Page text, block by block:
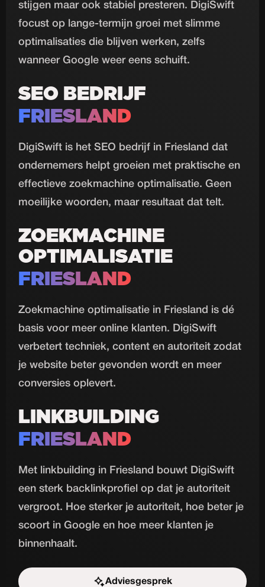
stijgen maar ook stabiel presteren. DigiSwift
focust op lange-termijn groei met slimme
optimalisaties die blijven werken, zelfs
wanneer Google weer eens schuift.
SEO BEDRIJF
FRIESLAND
DigiSwift is het SEO bedrijf in Friesland dat
ondernemers helpt groeien met praktische en
effectieve zoekmachine optimalisatie. Geen
moeilijke woorden, maar resultaat dat telt.
ZOEKMACHINE
OPTIMALISATIE
FRIESLAND
Zoekmachine optimalisatie in Friesland is dé
basis voor meer online klanten. DigiSwift
verbetert techniek, content en autoriteit zodat
je website beter gevonden wordt en meer
conversies oplevert.
LINKBUILDING
FRIESLAND
Met linkbuilding in Friesland bouwt DigiSwift
een sterk backlinkprofiel op dat je autoriteit
vergroot. Hoe sterker je autoriteit, hoe beter je
scoort in Google en hoe meer klanten je
binnenhaalt.
Adviesgesprek